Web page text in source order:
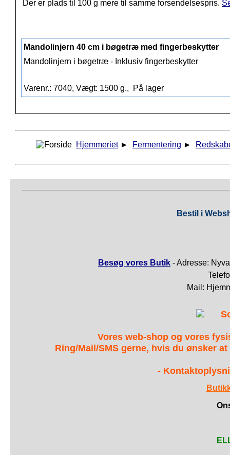
Der er plads til 100 g mere til samme forsendelsespris.
Mandolinjern 40 cm i bøgetræ med fingerbeskytter
Mandolinjern i bøgetræ - Inklusiv fingerbeskytter
Varenr.: 7040, Vægt: 1500 g., På lager
Hjemmeriet ► Fermentering ►
Bestil i
Besøg vores Butik - Adresse:
Mail:
Vores web-shop og vores
Ring/Mail/SMS gerne, hvis du ønsker
-